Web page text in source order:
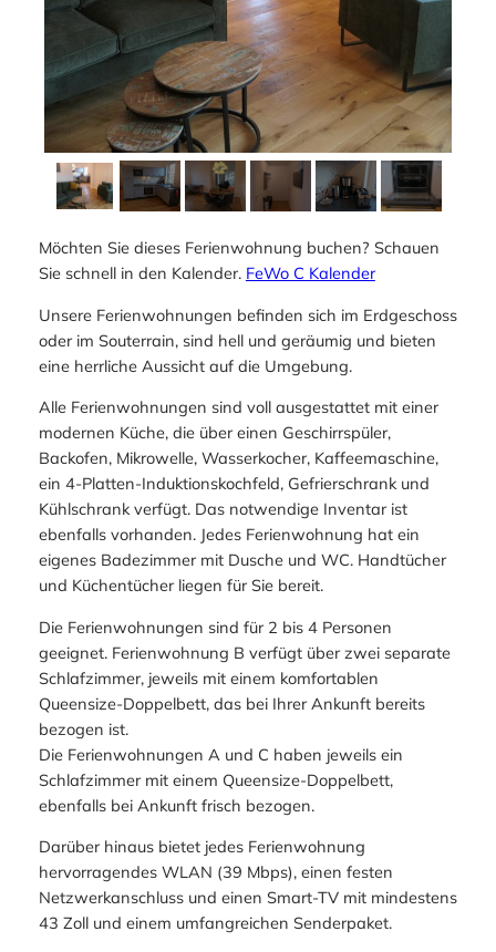
Möchten Sie dieses Ferienwohnung buchen? Schauen
Sie schnell in den Kalender. FeWo C Kalender
Unsere Ferienwohnungen befinden sich im Erdgeschoss
oder im Souterrain, sind hell und geräumig und bieten
eine herrliche Aussicht auf die Umgebung.
Alle Ferienwohnungen sind voll ausgestattet mit einer
modernen Küche, die über einen Geschirrspüler,
Backofen, Mikrowelle, Wasserkocher, Kaffeemaschine,
ein 4-Platten-Induktionskochfeld, Gefrierschrank und
Kühlschrank verfügt. Das notwendige Inventar ist
ebenfalls vorhanden. Jedes Ferienwohnung hat ein
eigenes Badezimmer mit Dusche und WC. Handtücher
und Küchentücher liegen für Sie bereit.
Die Ferienwohnungen sind für 2 bis 4 Personen
geeignet. Ferienwohnung B verfügt über zwei separate
Schlafzimmer, jeweils mit einem komfortablen
Queensize-Doppelbett, das bei Ihrer Ankunft bereits
bezogen ist.
Die Ferienwohnungen A und C haben jeweils ein
Schlafzimmer mit einem Queensize-Doppelbett,
ebenfalls bei Ankunft frisch bezogen.
Darüber hinaus bietet jedes Ferienwohnung
hervorragendes WLAN (39 Mbps), einen festen
Netzwerkanschluss und einen Smart-TV mit mindestens
43 Zoll und einem umfangreichen Senderpaket.